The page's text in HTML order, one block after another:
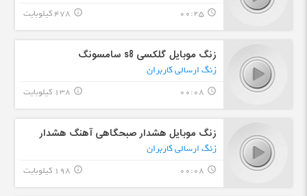
query_builder
00:25 478 کیلوبایت info_outline
زنگ موبایل گلکسی s8 سامسونگ
زنگ ارسالی کاربران
query_builder
00:08 138 کیلوبایت info_outline
زنگ موبایل هشدار صبحگاهی آهنگ هشدار
زنگ ارسالی کاربران
query_builder
00:08 198 کیلوبایت info_outline